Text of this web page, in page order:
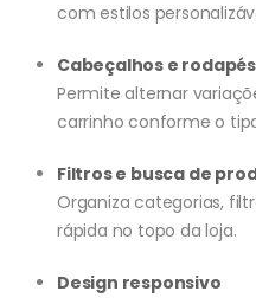
com estilos
Cabeçalhos e
Permite alternar
carrinho conforme o
Filtros e busca de
Organiza categorias,
rápida no topo da loja.
Design responsivo